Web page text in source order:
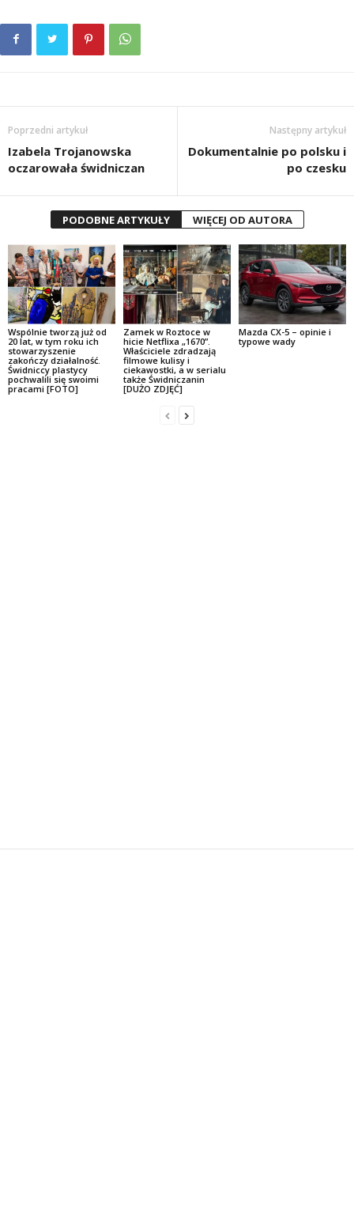
Poprzedni artykuł
Izabela Trojanowska
oczarowała świdniczan
Następny artykuł
Dokumentalnie po polsku i
po czesku
PODOBNE ARTYKUŁY WIĘCEJ OD AUTORA
Wspólnie tworzą już od
20 lat, w tym roku ich
stowarzyszenie
zakończy działalność.
Świdniccy plastycy
pochwalili się swoimi
pracami [FOTO]
Zamek w Roztoce w
hicie Netflixa „1670”.
Właściciele zdradzają
filmowe kulisy i
ciekawostki, a w serialu
także Świdniczanin
[DUŻO ZDJĘĆ]
Mazda CX-5 – opinie i
typowe wady